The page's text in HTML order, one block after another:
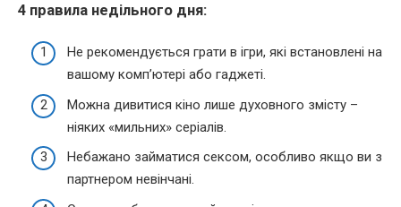
4 правила недільного дня:
Не рекомендується грати в ігри, які встановлені на
вашому комп’ютері або гаджеті.
Можна дивитися кіно лише духовного змісту –
ніяких «мильних» серіалів.
Небажано займатися сексом, особливо якщо ви з
партнером невінчані.